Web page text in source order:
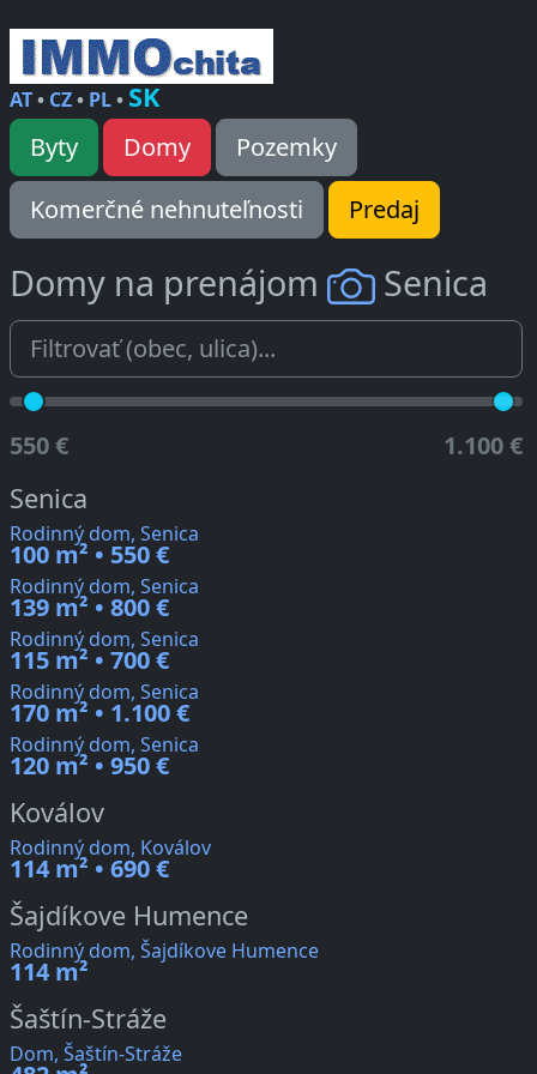
AT• CZ• PL• SK
Byty Domy
Pozemky
Komerčné nehnuteľnosti
Predaj
Domy na prenájom Senica
550 € 1.100 €
Senica
Rodinný dom, Senica
100 m² • 550 €
Rodinný dom, Senica
139 m² • 800 €
Rodinný dom, Senica
115 m² • 700 €
Rodinný dom, Senica
170 m² • 1.100 €
Rodinný dom, Senica
120 m² • 950 €
Koválov
Rodinný dom, Koválov
114 m² • 690 €
Šajdíkove Humence
Rodinný dom, Šajdíkove Humence
114 m²
Šaštín-Stráže
Dom, Šaštín-Stráže